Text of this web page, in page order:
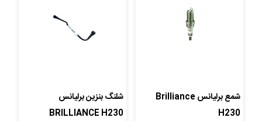
شمع برلیانس Brilliance
H230
شلنگ بنزین برلیانس
BRILLIANCE H230